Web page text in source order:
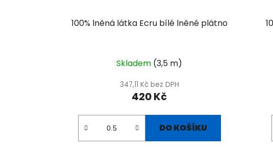
100% lněná látka Ecru bílé lněné plátno
Skladem (3,5 m)
347,11 Kč bez DPH
420 Kč
DO KOŠÍKU